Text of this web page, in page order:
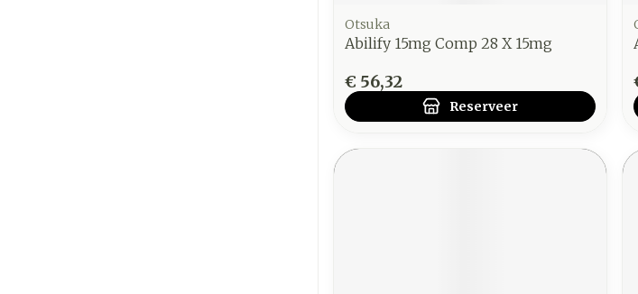
Otsuka
Abilify 15mg Comp 28 X 15mg
€ 56,32
Reserveer